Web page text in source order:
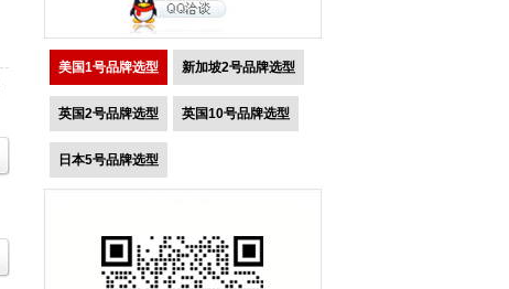
美国1号品牌选型 新加坡2号品牌选型
英国2号品牌选型 英国10号品牌选型
日本5号品牌选型